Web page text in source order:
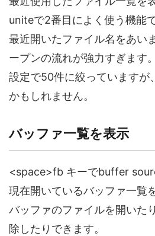
uniteで2番目によく使う機能で
最近開いたファイル名をあい
ープンの流れが強力すぎます。
設定で50件に絞っていますが
かもしれません。
バッファ一覧を表示
<space>fb キーでbuffer
現在開いているバッファ一覧
バッファのファイルを開いた
除したりできます。